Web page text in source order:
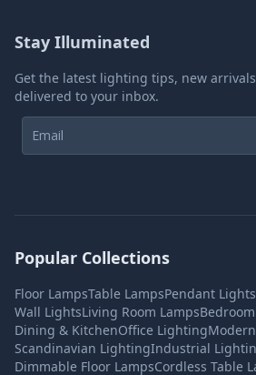
Stay Illuminated
Get the latest lighting tips, new
delivered to your inbox.
Popular Collections
Floor LampsTable LampsPendant Lights
Wall LightsLiving Room Lamps
Dining & KitchenOffice Lighting
Scandinavian LightingIndustrial
Dimmable Floor LampsCordless Table